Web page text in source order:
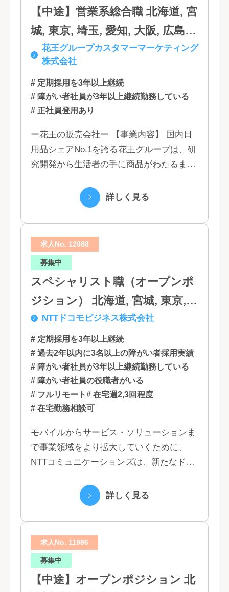
【中途】営業系総合職 北海道, 宮
城, 東京, 埼玉, 愛知, 大阪, 広島,
福岡花王グループカスタマーマーケティング
株式会社
# 定期採用を3年以上継続
# 障がい者社員が3年以上継続勤務している
# 正社員登用あり
ー花王の販売会社ー 【事業内容】 国内日
用品シェアNo.1を誇る花王グループは、研
究開発から生活者の手に商品がわたるまで
で、情報のスピード、質、量ともに他社に
詳しく見る
求人No. 12088
募集中
スペシャリスト職（オープンポ
ジション） 北海道, 宮城, 東京,
石川, 愛知, 大阪, 広島, 香川, 福岡
NTTドコモビジネス株式会社
# 定期採用を3年以上継続
# 過去2年以内に3名以上の障がい者採用実績
# 障がい者社員が3年以上継続勤務している
# 障がい者社員の役職者がいる
# フルリモート# 在宅週2,3回程度
# 在宅勤務相談可
モバイルからサービス・ソリューションま
で事業領域をより拡大していくために、
NTTコミュニケーションズは、新たなドコ
たちは、クラウド、ネットワーク、セキュ
リティといっ...
詳しく見る
求人No. 11986
募集中
【中途】オープンポジション 北